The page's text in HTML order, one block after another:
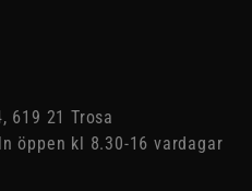
619 21 Trosa
öppen kl 8.30-16 vardagar